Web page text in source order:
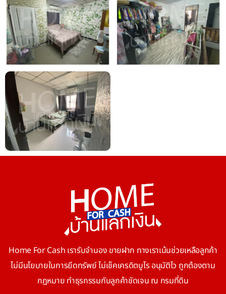
Home For Cash เรารับจำนอง ขายฝาก ทางเราเน้นช่วยเหลือลูกค้า
ไม่มีนโยบายในการยึดทรัพย์ ไม่เช็คเครดิตบูโร อนุมัติไว ถูกต้องตาม
กฎหมาย ทำธุรกรรมกับลูกค้าชัดเจน ณ กรมที่ดิน